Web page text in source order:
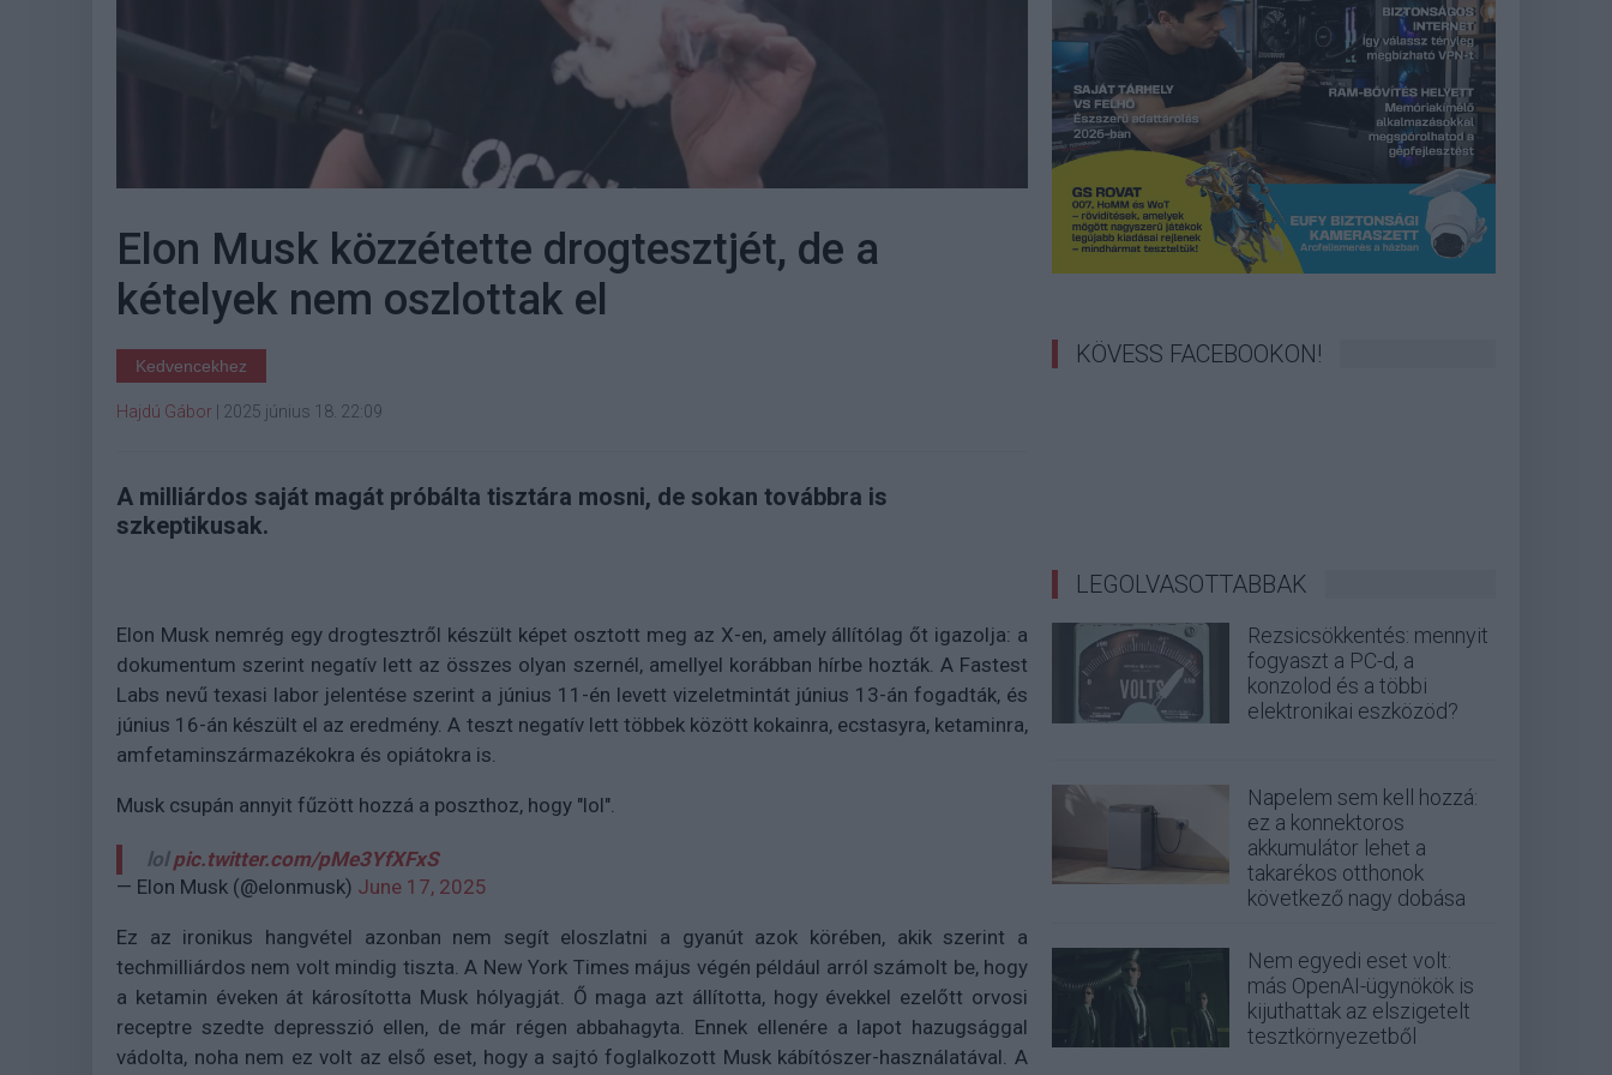
Elon Musk közzétette drogtesztjét, de a
kételyek nem oszlottak el
Kedvencekhez
Hajdú Gábor 2025 június 18. 22:09
A milliárdos saját magát próbálta tisztára mosni, de sokan továbbra is
szkeptikusak.
Elon Musk nemrég egy drogtesztről készült képet osztott meg az X-en, amely állítólag őt igazolja: a
dokumentum szerint negatív lett az összes olyan szernél, amellyel korábban hírbe hozták. A Fastest
Labs nevű texasi labor jelentése szerint a június 11-én levett vizeletmintát június 13-án fogadták, és
június 16-án készült el az eredmény. A teszt negatív lett többek között kokainra, ecstasyra, ketaminra,
amfetaminszármazékokra és opiátokra is.
Musk csupán annyit fűzött hozzá a poszthoz, hogy "lol".
lolpic.twitter.com/pMe3YfXFxS
— Elon Musk (@elonmusk) June 17, 2025
Ez az ironikus hangvétel azonban nem segít eloszlatni a gyanút azok körében, akik szerint a
techmilliárdos nem volt mindig tiszta. A New York Times május végén például arról számolt be, hogy
a ketamin éveken át károsította Musk hólyagját. Ő maga azt állította, hogy évekkel ezelőtt orvosi
receptre szedte depresszió ellen, de már régen abbahagyta. Ennek ellenére a lapot hazugsággal
vádolta, noha nem ez volt az első eset, hogy a sajtó foglalkozott Musk kábítószer-használatával. A
KÖVESS FACEBOOKON!
LEGOLVASOTTABBAK
Rezsicsökkentés: mennyit
fogyaszt a PC-d, a
konzolod és a többi
elektronikai eszközöd?
Napelem sem kell hozzá:
ez a konnektoros
akkumulátor lehet a
takarékos otthonok
következő nagy dobása
Nem egyedi eset volt:
más OpenAI-ügynökök is
kijuthattak az elszigetelt
tesztkörnyezetből